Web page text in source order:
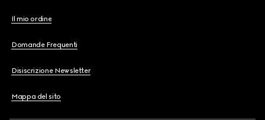
Il mio ordine
Domande Frequenti
Disiscrizione Newsletter
Mappa del sito